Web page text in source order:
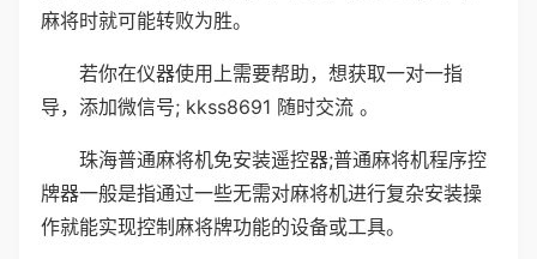
麻将时就可能转败为胜。
若你在仪器使用上需要帮助，想获取一对一指
导，添加微信号; kkss8691 随时交流 。
珠海普通麻将机免安装遥控器;普通麻将机程序控
牌器一般是指通过一些无需对麻将机进行复杂安装操
作就能实现控制麻将牌功能的设备或工具。